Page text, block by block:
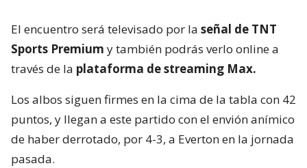
El encuentro será televisado por la señal de TNT
Sports Premium y también podrás verlo online a
través de la plataforma de streaming Max.
Los albos siguen firmes en la cima de la tabla con 42
puntos, y llegan a este partido con el envión anímico
de haber derrotado, por 4-3, a Everton en la jornada
pasada.